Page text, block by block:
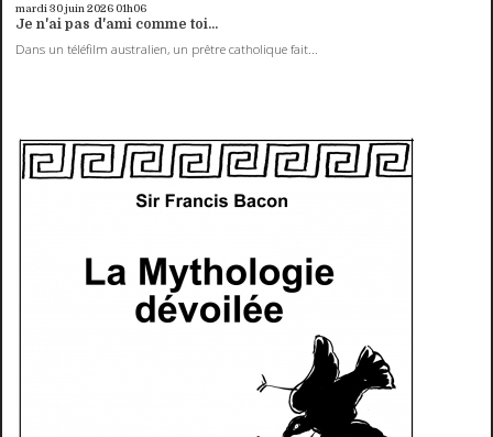
mardi 30juin 2026 01h06
Je n'ai pas d'ami comme toi...
Dans un téléfilm australien, un prêtre catholique fait...